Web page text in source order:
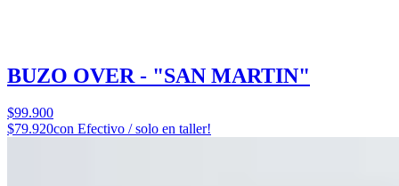
BUZO OVER - "SAN MARTIN"
$99.900
$79.920con Efectivo / solo en taller!